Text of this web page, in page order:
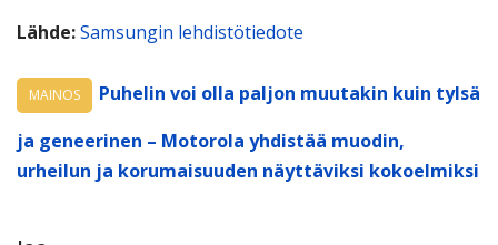
Lähde:Samsungin lehdistötiedote
MAINOS
Puhelin voi olla paljon muutakin kuin tylsä
ja geneerinen – Motorola yhdistää muodin,
urheilun ja korumaisuuden näyttäviksi kokoelmiksi